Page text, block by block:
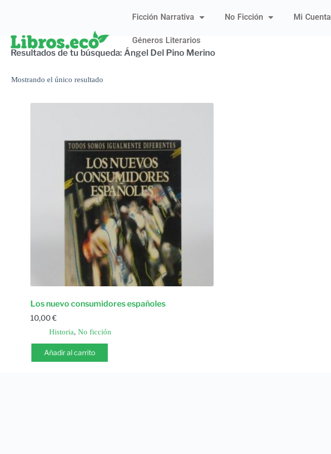
Ficción Narrativa No Ficción Mi Cuenta
Géneros Literarios
Resultados de tu búsqueda: Ángel Del Pino Merino
Mostrando el único resultado
Los nuevo consumidores españoles
10,00€
Historia, No ficción
Añadir al carrito